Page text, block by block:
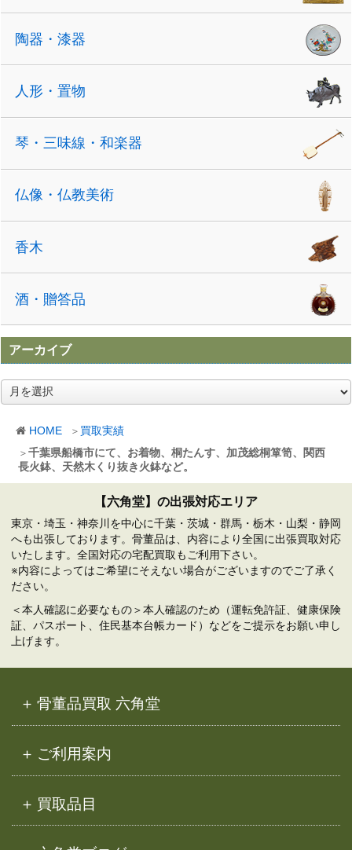
HOME
買取実績
千葉県船橋市にて、お着物、桐たんす、加茂総桐箪笥、関西
長火鉢、天然木くり抜き火鉢など。
陶器・漆器
人形・置物
琴・三味線・和楽器
仏像・仏教美術
香木
酒・贈答品
アーカイブ
ア
ー
【六角堂】の出張対応エリア
東京・埼玉・神奈川を中心に千葉・茨城・群馬・栃木・山梨・静岡
へも出張しております。骨董品は、内容により全国に出張買取対応
いたします。全国対応の宅配買取もご利用下さい。
※内容によってはご希望にそえない場合がございますのでご了承く
ださい。
＜本人確認に必要なもの＞本人確認のため（運転免許証、健康保険
証、パスポート、住民基本台帳カード）などをご提示をお願い申し
上げます。
骨董品買取 六角堂
ご利用案内
買取品目